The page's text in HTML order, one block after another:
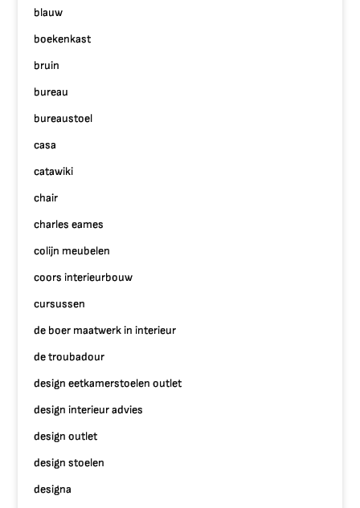
blauw
boekenkast
bruin
bureau
bureaustoel
casa
catawiki
chair
charles eames
colijn meubelen
coors interieurbouw
cursussen
de boer maatwerk in interieur
de troubadour
design eetkamerstoelen outlet
design interieur advies
design outlet
design stoelen
designa